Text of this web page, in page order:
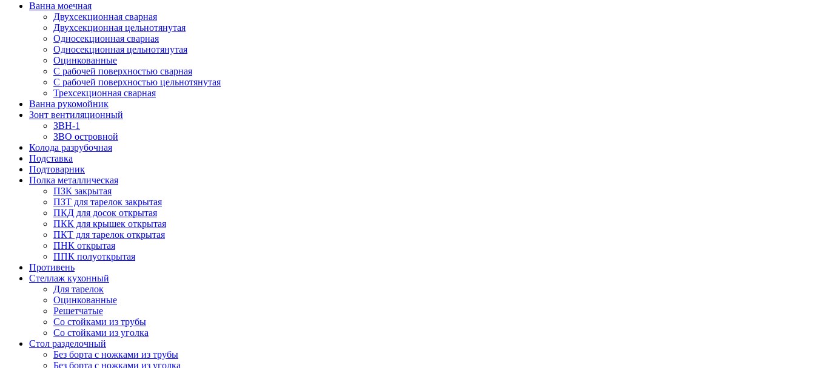
Ванна моечная
Двухсекционная сварная
Двухсекционная цельнотянутая
Односекционная сварная
Односекционная цельнотянутая
Оцинкованные
С рабочей поверхностью сварная
С рабочей поверхностью цельнотянутая
Трехсекционная сварная
Ванна рукомойник
Зонт вентиляционный
ЗВН-1
ЗВО островной
Колода разрубочная
Подставка
Подтоварник
Полка металлическая
ПЗК закрытая
ПЗТ для тарелок закрытая
ПКД для досок открытая
ПКК для крышек открытая
ПКТ для тарелок открытая
ПНК открытая
ППК полуоткрытая
Противень
Стеллаж кухонный
Для тарелок
Оцинкованные
Решетчатые
Со стойками из трубы
Со стойками из уголка
Стол разделочный
Без борта с ножками из трубы
Без борта с ножками из уголка